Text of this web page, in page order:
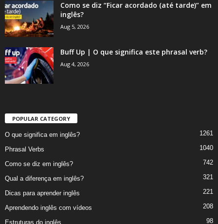
Como se diz “Ficar acordado (até tarde)” em
inglês?
Aug 5, 2026
Buff Up | O que significa este phrasal verb?
Aug 4, 2026
POPULAR CATEGORY
O que significa em inglês? 1261
Phrasal Verbs 1040
Como se diz em inglês? 742
Qual a diferença em inglês? 321
Dicas para aprender inglês 221
Aprendendo inglês com vídeos 208
Estruturas do inglês 98